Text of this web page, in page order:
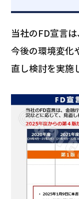
当社のFD宣言
今後の環境変化
直し検討を実施